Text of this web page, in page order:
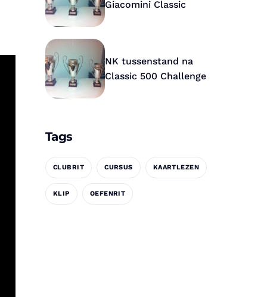
Giacomini Classic
NK tussenstand na
Classic 500 Challenge
Tags
CLUBRIT CURSUS KAARTLEZEN
KLIP OEFENRIT